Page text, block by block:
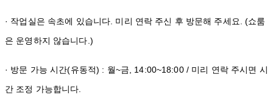
· 작업실은 속초에 있습니다. 미리 연락 주신 후 방문해 주세요. (쇼룸
은 운영하지 않습니다.)
· 방문 가능 시간(유동적) : 월~금, 14:00~18:00 / 미리 연락 주시면 시
간 조정 가능합니다.